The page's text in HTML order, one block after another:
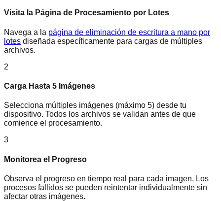
Visita la Página de Procesamiento por Lotes
Navega a la página de eliminación de escritura a mano por
lotes diseñada específicamente para cargas de múltiples
archivos.
2
Carga Hasta 5 Imágenes
Selecciona múltiples imágenes (máximo 5) desde tu
dispositivo. Todos los archivos se validan antes de que
comience el procesamiento.
3
Monitorea el Progreso
Observa el progreso en tiempo real para cada imagen. Los
procesos fallidos se pueden reintentar individualmente sin
afectar otras imágenes.